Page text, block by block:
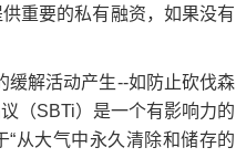
重要的私有融资，如果没有
缓解活动产生--如防止砍伐森
（SBTi）是一个有影响力的
从大气中永久清除和储存的